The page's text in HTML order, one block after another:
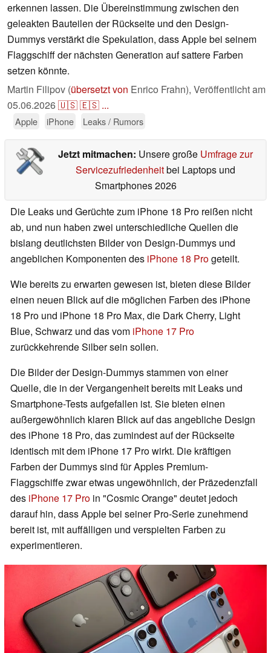
erkennen lassen. Die Übereinstimmung zwischen den
geleakten Bauteilen der Rückseite und den Design-
Dummys verstärkt die Spekulation, dass Apple bei seinem
Flaggschiff der nächsten Generation auf sattere Farben
setzen könnte.
Martin Filipov (übersetzt von Enrico Frahn), Veröffentlicht am
05.06.2026🇺🇸🇪🇸 ...
Apple iPhone Leaks / Rumors
Jetzt mitmachen: Unsere große Umfrage zur
Servicezufriedenheitbei Laptops und
Smartphones 2026
Die Leaks und Gerüchte zum iPhone 18 Pro reißen nicht
ab, und nun haben zwei unterschiedliche Quellen die
bislang deutlichsten Bilder von Design-Dummys und
angeblichen Komponenten des iPhone 18 Progeteilt.
Wie bereits zu erwarten gewesen ist, bieten diese Bilder
einen neuen Blick auf die möglichen Farben des iPhone
18 Pro und iPhone 18 Pro Max, die Dark Cherry, Light
Blue, Schwarz und das vom iPhone 17 Pro
zurückkehrende Silber sein sollen.
Die Bilder der Design-Dummys stammen von einer
Quelle, die in der Vergangenheit bereits mit Leaks und
Smartphone-Tests aufgefallen ist. Sie bieten einen
außergewöhnlich klaren Blick auf das angebliche Design
des iPhone 18 Pro, das zumindest auf der Rückseite
identisch mit dem iPhone 17 Pro wirkt. Die kräftigen
Farben der Dummys sind für Apples Premium-
Flaggschiffe zwar etwas ungewöhnlich, der Präzedenzfall
des iPhone 17 Pro in "Cosmic Orange" deutet jedoch
darauf hin, dass Apple bei seiner Pro-Serie zunehmend
bereit ist, mit auffälligen und verspielten Farben zu
experimentieren.